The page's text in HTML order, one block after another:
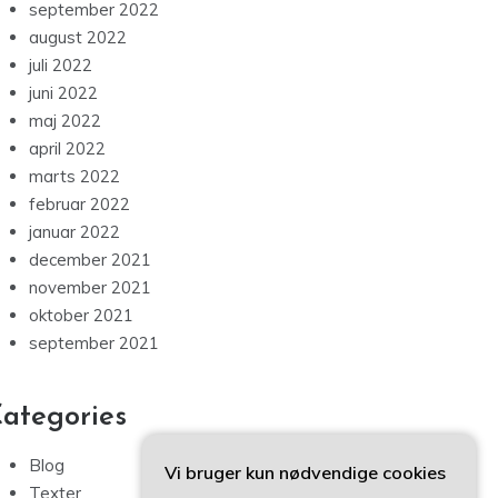
september 2022
august 2022
juli 2022
juni 2022
maj 2022
april 2022
marts 2022
februar 2022
januar 2022
december 2021
november 2021
oktober 2021
september 2021
Blog
Texter
Vi bruger kun nødvendige cookies